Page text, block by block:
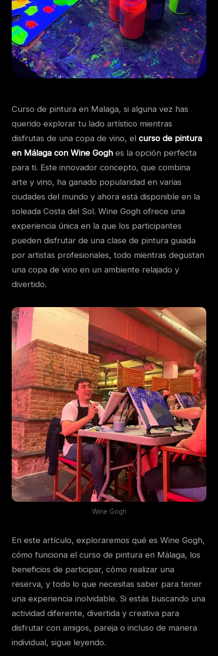
Curso de pintura en Malaga, si alguna vez has
querido explorar tu lado artístico mientras
disfrutas de una copa de vino, el curso de pintura
en Málaga con Wine Gogh es la opción perfecta
para ti. Este innovador concepto, que combina
arte y vino, ha ganado popularidad en varias
ciudades del mundo y ahora está disponible en la
soleada Costa del Sol. Wine Gogh ofrece una
experiencia única en la que los participantes
pueden disfrutar de una clase de pintura guiada
por artistas profesionales, todo mientras degustan
una copa de vino en un ambiente relajado y
divertido.
Wine Gogh
En este artículo, exploraremos qué es Wine Gogh,
cómo funciona el curso de pintura en Málaga, los
beneficios de participar, cómo realizar una
reserva, y todo lo que necesitas saber para tener
una experiencia inolvidable. Si estás buscando una
actividad diferente, divertida y creativa para
disfrutar con amigos, pareja o incluso de manera
individual, sigue leyendo.